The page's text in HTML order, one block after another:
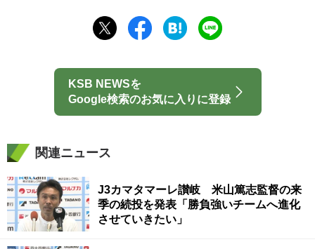
KSB NEWSを
Google検索のお気に入りに登録
関連ニュース
J3カマタマーレ讃岐 米山篤志監督の来
季の続投を発表「勝負強いチームへ進化
させていきたい」